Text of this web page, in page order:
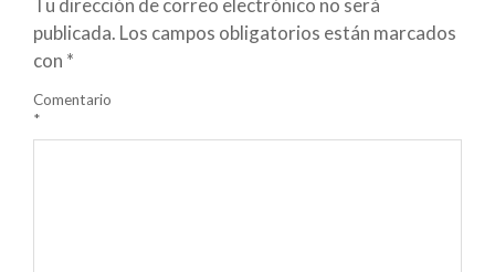
Tu dirección de correo electrónico no será
publicada. Los campos obligatorios están marcados
con *
Comentario
*